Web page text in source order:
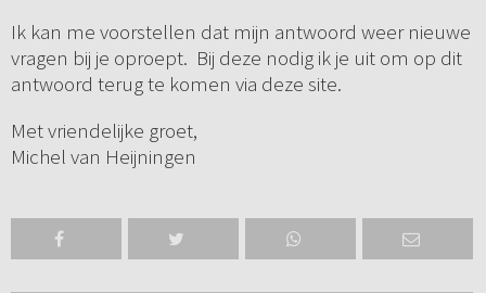
Ik kan me voorstellen dat mijn antwoord weer nieuwe
vragen bij je oproept. Bij deze nodig ik je uit om op dit
antwoord terug te komen via deze site.
Met vriendelijke groet,
Michel van Heijningen